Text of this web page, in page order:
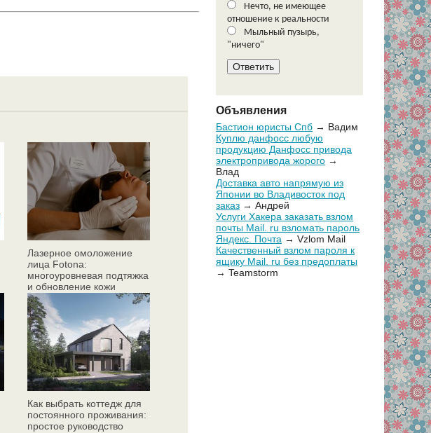
Лазерное омоложение
лица Fotona:
многоуровневая подтяжка
и обновление кожи
Как выбрать коттедж для
постоянного проживания:
простое руководство
Нечто, не имеющее
отношение к реальности
Мыльный пузырь,
"ничего"
Объявления
Бастион юристы Спб → Вадим
Куплю данфосс любую
продукцию Данфосс привода
электропривода жорого →
Влад
Доставка авто напрямую из
Японии во Владивосток под
заказ → Андрей
Услуги Хакера заказать взлом
почты Mail. ru взломать пароль
Яндекс. Почта → Vzlom Mail
Качественный взлом пароля к
ящику Mail. ru без предоплаты
→ Teamstorm